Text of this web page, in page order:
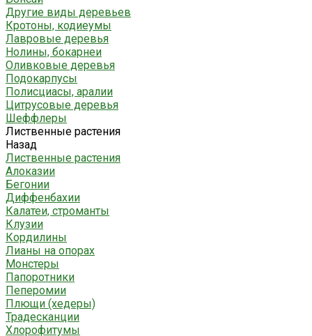
Другие виды деревьев
Кротоны, кодиеумы
Лавровые деревья
Нолины, бокарнеи
Оливковые деревья
Подокарпусы
Полисциасы, аралии
Цитрусовые деревья
Шеффлеры
Лиственные растения
Назад
Лиственные растения
Алоказии
Бегонии
Диффенбахии
Калатеи, строманты
Клузии
Кордилины
Лианы на опорах
Монстеры
Папоротники
Пеперомии
Плющи (хедеры)
Традесканции
Хлорофитумы